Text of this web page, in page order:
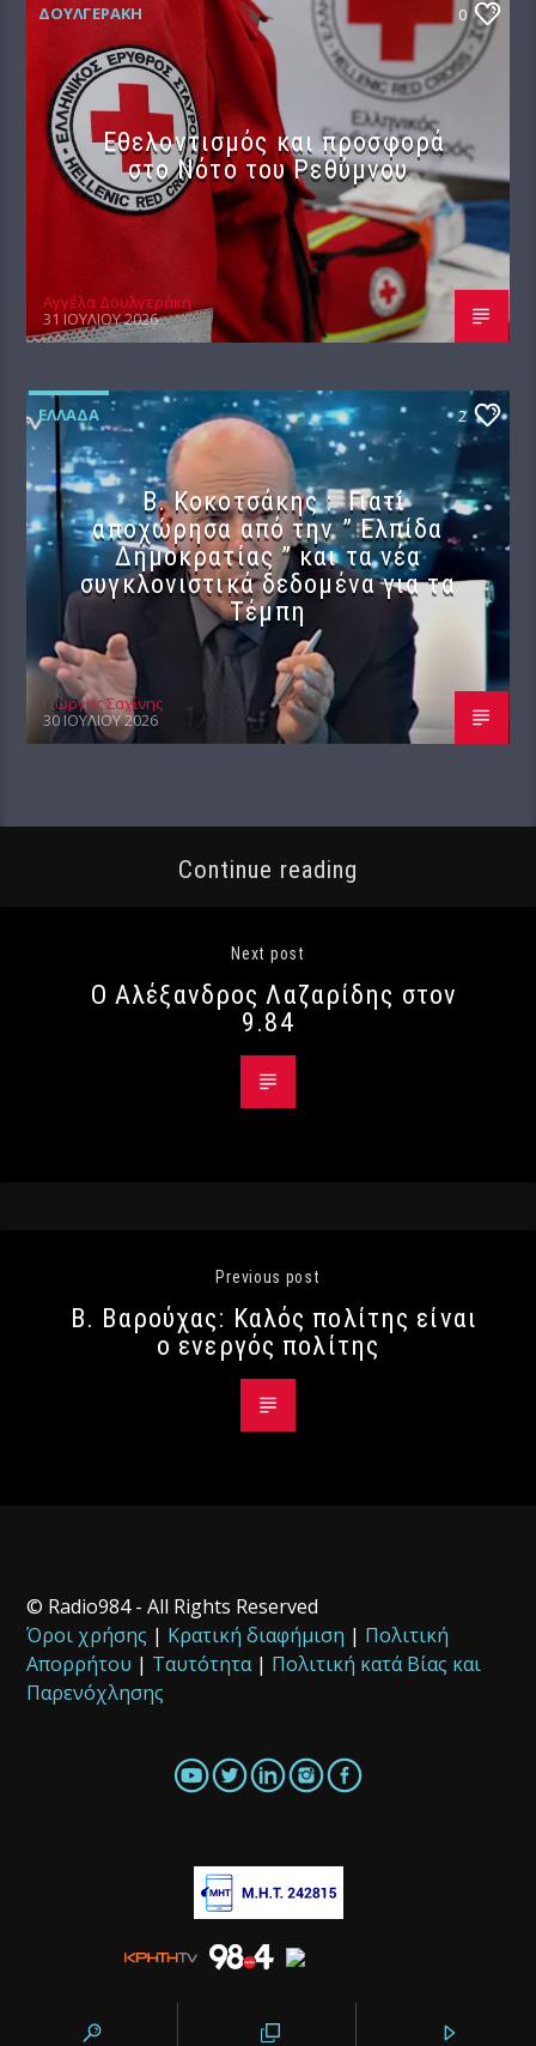
ΔΟΥΛΓΕΡΆΚΗ 0
Εθελοντισμός και προσφορά
στο Νότο του Ρεθύμνου
Αγγέλα Δουλγεράκη
31 ΙΟΥΛΊΟΥ 2026
ΕΛΛΆΔΑ 2
Β. Κοκοτσάκης : Γιατί
αποχώρησα από την ” Ελπίδα
Δημοκρατίας ” και τα νέα
συγκλονιστικά δεδομένα για τα
Τέμπη
Γιώργος Σαχίνης
30 ΙΟΥΛΊΟΥ 2026
Continue reading
Next post
Ο Αλέξανδρος Λαζαρίδης στον
9.84
Previous post
Β. Βαρούχας: Καλός πολίτης είναι
ο ενεργός πολίτης
© Radio984 - All Rights Reserved
Όροι χρήσης | Κρατική διαφήμιση | Πολιτική
Απορρήτου | Ταυτότητα| Πολιτική κατά Βίας και
Παρενόχλησης